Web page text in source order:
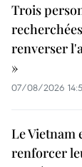
Trois
renverser
»
07/08/2026
Le Vietnam
renforcer